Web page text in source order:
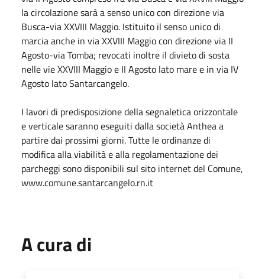
la circolazione sarà a senso unico con direzione via
Busca-via XXVIII Maggio. Istituito il senso unico di
marcia anche in via XXVIII Maggio con direzione via II
Agosto-via Tomba; revocati inoltre il divieto di sosta
nelle vie XXVIII Maggio e II Agosto lato mare e in via IV
Agosto lato Santarcangelo.
I lavori di predisposizione della segnaletica orizzontale
e verticale saranno eseguiti dalla società Anthea a
partire dai prossimi giorni. Tutte le ordinanze di
modifica alla viabilità e alla regolamentazione dei
parcheggi sono disponibili sul sito internet del Comune,
www.comune.santarcangelo.rn.it
A cura di